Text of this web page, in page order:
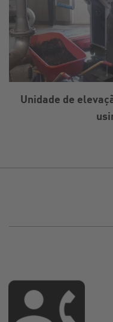
Unidade de